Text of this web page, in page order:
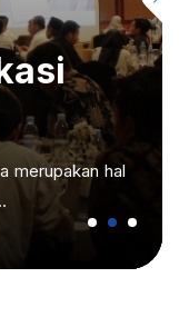
merupakan hal